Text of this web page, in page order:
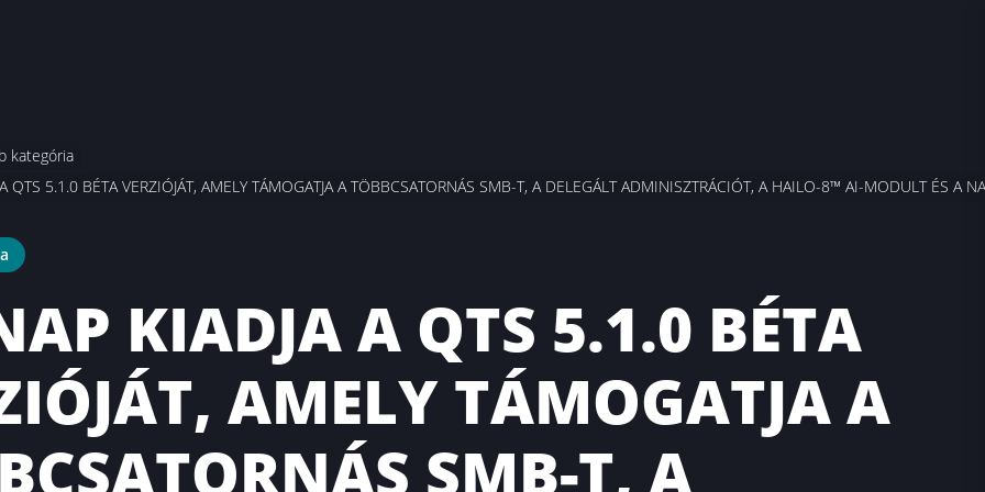
kategória
QTS 5.1.0 BÉTA VERZIÓJÁT, AMELY TÁMOGATJA A TÖBBCSATORNÁS SMB-T, A DELEGÁLT ADMINISZTRÁCIÓT, A HAILO-8™ AI-MODULT ÉS A
KIADJA A QTS 5.1.0 BÉTA
AMELY TÁMOGATJA A
SMB-T, A